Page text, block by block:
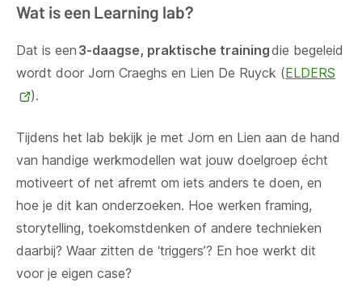
Wat is een Learning lab?
Dat is een 3-daagse, praktische trainingdie begeleid
wordt door Jorn Craeghs en Lien De Ruyck (ELDERS
(opent
venster)
).
Tijdens het lab bekijk je met Jorn en Lien aan de hand
van handige werkmodellen wat jouw doelgroep écht
motiveert of net afremt om iets anders te doen, en
hoe je dit kan onderzoeken. Hoe werken framing,
storytelling, toekomstdenken of andere technieken
daarbij? Waar zitten de ‘triggers’? En hoe werkt dit
voor je eigen case?